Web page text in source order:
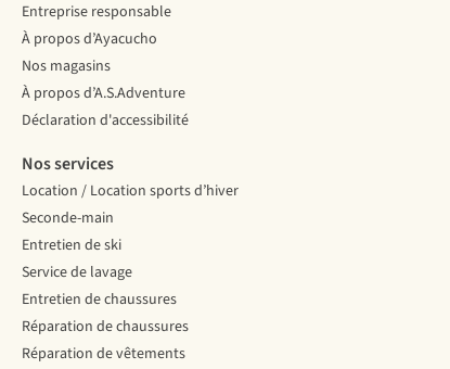
Entreprise responsable
À propos d’Ayacucho
Nos magasins
À propos d’A.S.Adventure
Déclaration d'accessibilité
Nos services
Location / Location sports d’hiver
Seconde-main
Entretien de ski
Service de lavage
Entretien de chaussures
Réparation de chaussures
Réparation de vêtements